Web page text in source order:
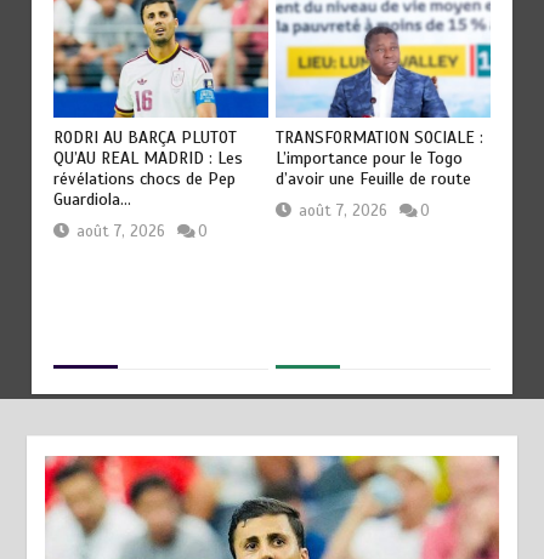
RODRI AU BARÇA PLUTOT
QU’AU REAL MADRID : Les
révélations chocs de Pep
Guardiola…
août 7, 2026 0
TRANSFORMATION SOCIALE :
L’importance pour le Togo
d’avoir une Feuille de route
août 7, 2026 0